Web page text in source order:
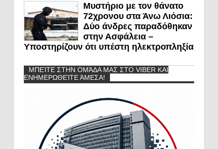
Μυστήριο με τον θάνατο
72χρονου στα Άνω Λιόσια:
Δύο άνδρες παραδόθηκαν
στην Ασφάλεια –
Υποστηρίζουν ότι υπέστη ηλεκτροπληξία
ΜΠΕΊΤΕ ΣΤΗΝ ΟΜΆΔΑ ΜΑΣ ΣΤΟ VIBER ΚΑΙ
ΕΝΗΜΕΡΩΘΕΊΤΕ ΆΜΕΣΑ!